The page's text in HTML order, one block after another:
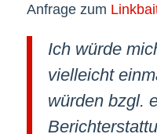
Anfrage zum
Ich würde
vielleicht
würden bzgl.